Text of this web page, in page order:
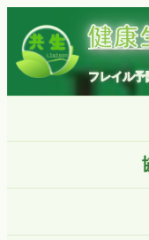
ン
キ
健康
フレイル予